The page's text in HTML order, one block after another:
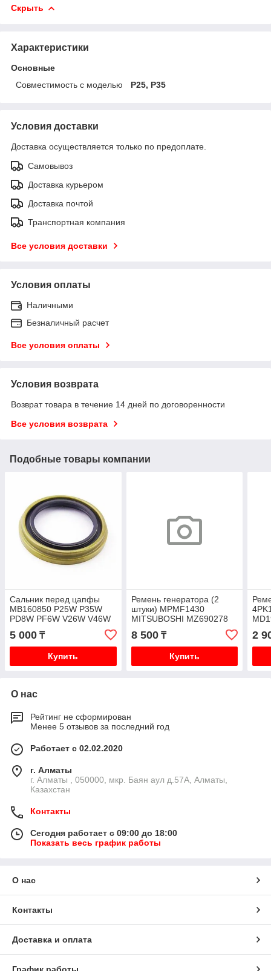
Скрыть
Характеристики
Основные
Совместимость с моделью
P25, P35
Условия доставки
Доставка осуществляется только по предоплате.
Самовывоз
Доставка курьером
Доставка почтой
Транспортная компания
Все условия доставки
Условия оплаты
Наличными
Безналичный расчет
Все условия оплаты
Условия возврата
Возврат товара в течение 14 дней по договоренности
Все условия возврата
Подобные товары компании
Сальник перед цапфы
MB160850 P25W P35W
PD8W PF6W V26W V46W
5 000 ₸
Купить
Ремень генератора (2
штуки) MPMF1430
MITSUBOSHI MZ690278
8 500₸
Купить
2
О нас
Рейтинг не сформирован
Менее 5 отзывов за последний год
Работает с 02.02.2020
г. Алматы
г. Алматы , 050000, мкр. Баян аул д.57А, Алматы,
Казахстан
Контакты
Сегодня работает с 09:00 до 18:00
Показать весь график работы
О нас
Контакты
Доставка и оплата
График работы